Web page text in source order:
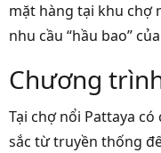
mặt hàng tại khu chợ
nhu cầu “hầu bao”
Chương
Tại chợ nổi Pattaya
sắc từ truyền thống